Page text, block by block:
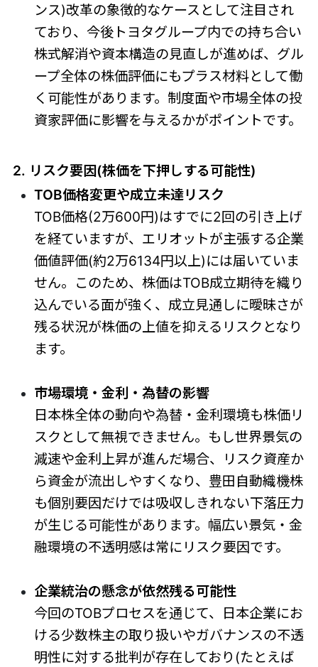
ンス)改革の象徴的なケースとして注目され
ており、今後トヨタグループ内での持ち合い
株式解消や資本構造の見直しが進めば、グル
ープ全体の株価評価にもプラス材料として働
く可能性があります。制度面や市場全体の投
資家評価に影響を与えるかがポイントです。
2. リスク要因(株価を下押しする可能性)
TOB価格変更や成立未達リスク
TOB価格(2万600円)はすでに2回の引き上げ
を経ていますが、エリオットが主張する企業
価値評価(約2万6134円以上)には届いていま
せん。このため、株価はTOB成立期待を織り
込んでいる面が強く、成立見通しに曖昧さが
残る状況が株価の上値を抑えるリスクとなり
ます。
市場環境・金利・為替の影響
日本株全体の動向や為替・金利環境も株価リ
スクとして無視できません。もし世界景気の
減速や金利上昇が進んだ場合、リスク資産か
ら資金が流出しやすくなり、豊田自動織機株
も個別要因だけでは吸収しきれない下落圧力
が生じる可能性があります。幅広い景気・金
融環境の不透明感は常にリスク要因です。
企業統治の懸念が依然残る可能性
今回のTOBプロセスを通じて、日本企業にお
ける少数株主の取り扱いやガバナンスの不透
明性に対する批判が存在しており(たとえば